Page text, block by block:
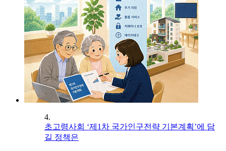
4.
초고령사회 ‘제1차 국가인구전략 기본계획’에 담
길 정책은